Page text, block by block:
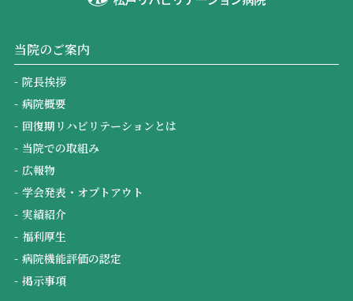
当院のご案内
院長挨拶
病院概要
回復期リハビリテーションとは
当院での取組み
広報物
学会発表・オプトアウト
実績紹介
福利厚生
病院機能評価の認定
掲示事項